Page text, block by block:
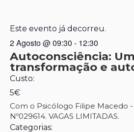
Este evento já decorreu.
2 Agosto@09:30 - 12:30
Autoconsciência:
transformação e
Custo:
5€
Com o Psicólogo Filipe Macedo
Nº029614. VAGAS LIMITADAS.
Categorias: